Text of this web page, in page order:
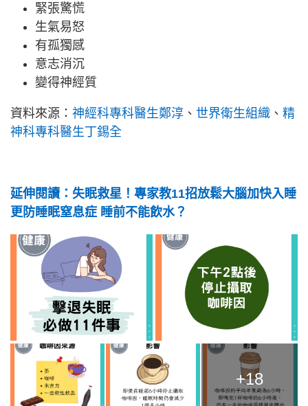
緊張驚慌
生氣易怒
有孤獨感
意志消沉
變得神經質
資料來源： 神經科專科醫生鄭淳 、 世界衛生組織 、 精
神科專科醫生丁錫全
延伸閱讀：失眠救星！專家教11招放鬆大腦加快入睡
更防睡眠窒息症 睡前不能飲水？
+18